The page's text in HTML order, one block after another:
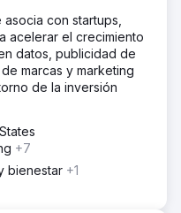
con startups,
acelerar el crecimiento
datos, publicidad de
marcas y marketing
de la inversión
+7
bienestar +1